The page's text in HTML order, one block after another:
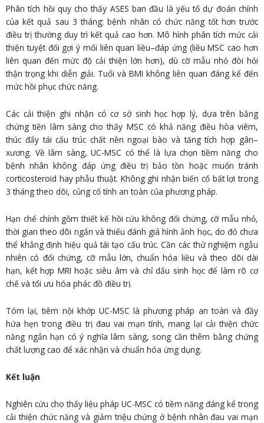
Phân tích hồi quy cho thấy ASES ban đầu là yếu tố dự đoán chính
của kết quả sau 3 tháng; bệnh nhân có chức năng tốt hơn trước
điều trị thường duy trì kết quả cao hơn. Mô hình phân tích mức cải
thiện tuyệt đối gợi ý mối liên quan liều–đáp ứng (liều MSC cao hơn
liên quan đến mức độ cải thiện lớn hơn), dù cỡ mẫu nhỏ đòi hỏi
thận trọng khi diễn giải. Tuổi và BMI không liên quan đáng kể đến
mức hồi phục chức năng.
Các cải thiện ghi nhận có cơ sở sinh học hợp lý, dựa trên bằng
chứng tiền lâm sàng cho thấy MSC có khả năng điều hòa viêm,
thúc đẩy tái cấu trúc chất nền ngoại bào và tăng tích hợp gân–
xương. Về lâm sàng, UC-MSC có thể là lựa chọn tiềm năng cho
bệnh nhân không đáp ứng điều trị bảo tồn hoặc muốn tránh
corticosteroid hay phẫu thuật. Không ghi nhận biến cố bất lợi trong
3 tháng theo dõi, củng cố tính an toàn của phương pháp.
Hạn chế chính gồm thiết kế hồi cứu không đối chứng, cỡ mẫu nhỏ,
thời gian theo dõi ngắn và thiếu đánh giá hình ảnh học, do đó chưa
thể khẳng định hiệu quả tái tạo cấu trúc. Cần các thử nghiệm ngẫu
nhiên có đối chứng, cỡ mẫu lớn, chuẩn hóa liều và theo dõi dài
hạn, kết hợp MRI hoặc siêu âm và chỉ dấu sinh học để làm rõ cơ
chế và tối ưu hóa phác đồ điều trị.
Tóm lại, tiêm nội khớp UC-MSC là phương pháp an toàn và đầy
hứa hẹn trong điều trị đau vai mạn tính, mang lại cải thiện chức
năng ngắn hạn có ý nghĩa lâm sàng, song cần thêm bằng chứng
chất lượng cao để xác nhận và chuẩn hóa ứng dụng.
Kết luận
Nghiên cứu cho thấy liệu pháp UC-MSC có tiềm năng đáng kể trong
cải thiện chức năng và giảm triệu chứng ở bệnh nhân đau vai mạn